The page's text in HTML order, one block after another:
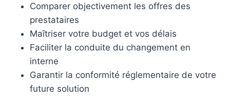
Comparer objectivement les offres des
prestataires
Maîtriser votre budget et vos délais
Faciliter la conduite du changement en
interne
Garantir la conformité réglementaire de votre
future solution